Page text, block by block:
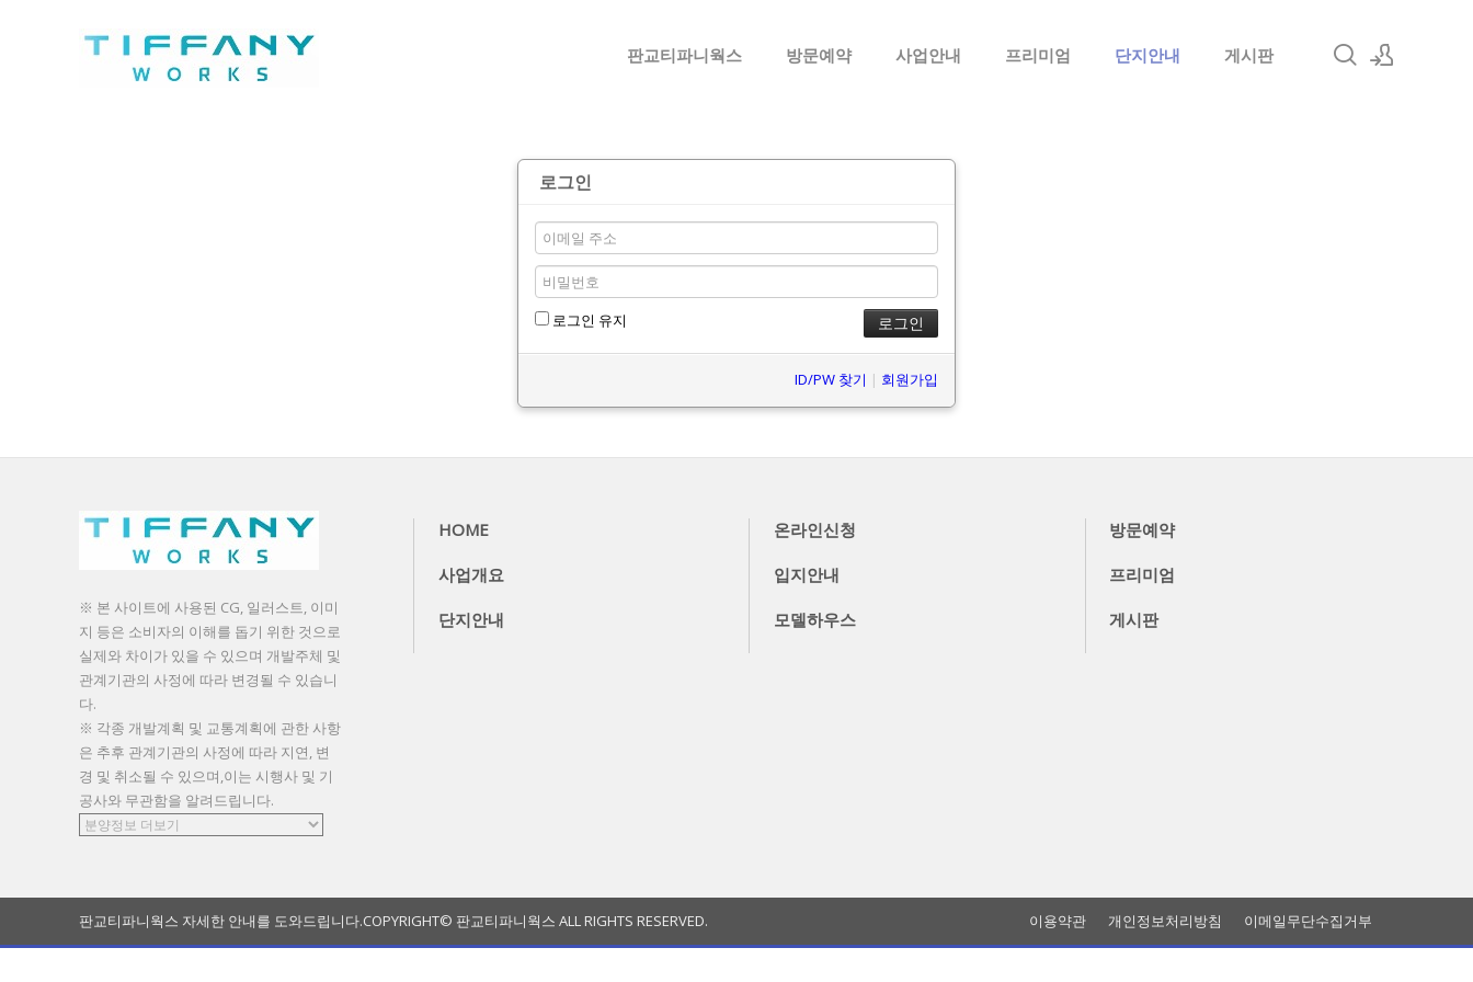
판교티파니웍스 방문예약 사업안내 프리미엄 단지안내 게시판
로그인
로그인 유지
ID/PW 찾기 | 회원가입
※ 본 사이트에 사용된 CG, 일러스트, 이미
지 등은 소비자의 이해를 돕기 위한 것으로
실제와 차이가 있을 수 있으며 개발주체 및
관계기관의 사정에 따라 변경될 수 있습니
다.
※ 각종 개발계획 및 교통계획에 관한 사항
은 추후 관계기관의 사정에 따라 지연, 변
경 및 취소될 수 있으며,이는 시행사 및 기
공사와 무관함을 알려드립니다.
HOME 온라인신청 방문예약
사업개요 입지안내 프리미엄
단지안내 모델하우스 게시판
판교티파니웍스 자세한 안내를 도와드립니다. 이메일무단수집거부
개인정보처리방침
이용약관
COPYRIGHT© 판교티파니웍스 ALL RIGHTS RESERVED.